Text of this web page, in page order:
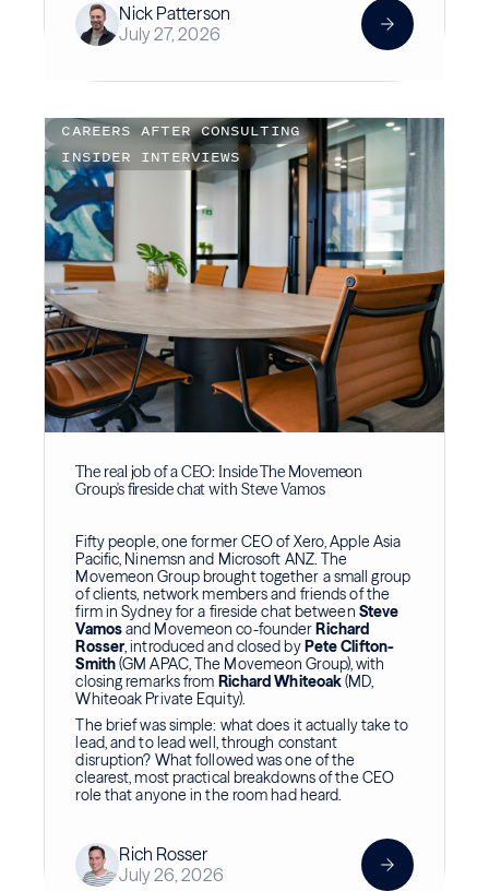
Nick Patterson
July 27, 2026
The real job of a CEO: Inside The Movemeon
Group's fireside chat with Steve Vamos
Fifty people, one former CEO of Xero, Apple Asia
Pacific, Ninemsn and Microsoft ANZ. The
Movemeon Group brought together a small group
of clients, network members and friends of the
firm in Sydney for a fireside chat between Steve
Vamosand Movemeon co-founderRichard
Rosser, introduced and closed byPete Clifton-
Smith(GM APAC, The Movemeon Group), with
closing remarks from Richard Whiteoak(MD,
Whiteoak Private Equity).
The brief was simple: what does it actually take to
lead, and to lead well, through constant
disruption? What followed was one of the
clearest, most practical breakdowns of the CEO
role that anyone in the room had heard.
Rich Rosser
July 26, 2026
CAREERS AFTER CONSULTING
INSIDER INTERVIEWS